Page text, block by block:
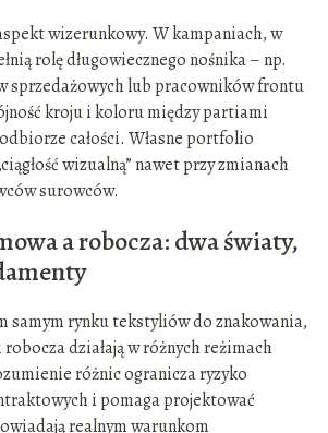
wizerunkowy. W kampaniach, w
rolę długowiecznego nośnika – np.
sprzedażowych lub pracowników frontu
kroju i koloru między partiami
całości. Własne portfolio
wizualną” nawet przy zmianach
surowców.
a robocza: dwa światy,
samym rynku tekstyliów do znakowania,
działają w różnych reżimach
różnic ogranicza ryzyko
i pomaga projektować
realnym warunkom